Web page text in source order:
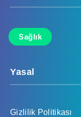
Sağlık
Yasal
Gizlilik Politikası